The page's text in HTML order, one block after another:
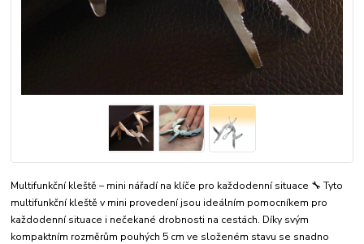
Multifunkční kleště – mini nářadí na klíče pro každodenní situace 🔧 Tyto
multifunkční kleště v mini provedení jsou ideálním pomocníkem pro
každodenní situace i nečekané drobnosti na cestách. Díky svým
kompaktním rozměrům pouhých 5 cm ve složeném stavu se snadno